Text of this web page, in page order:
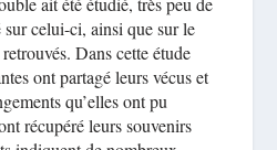
sur celui-ci, ainsi que sur le
Dans cette étude
ont partagé leurs vécus et
qu’elles ont pu
récupéré leurs souvenirs